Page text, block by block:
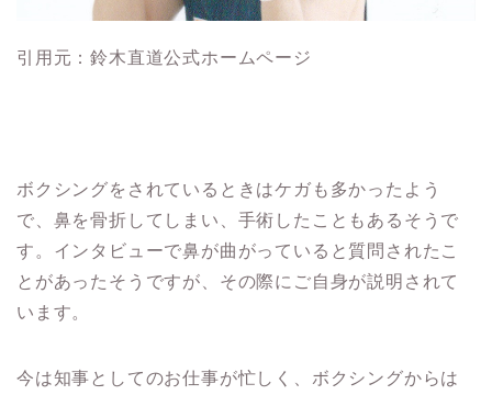
引用元：鈴木直道公式ホームページ
ボクシングをされているときはケガも多かったよう
で、鼻を骨折してしまい、手術したこともあるそうで
す。インタビューで鼻が曲がっていると質問されたこ
とがあったそうですが、その際にご自身が説明されて
います。
今は知事としてのお仕事が忙しく、ボクシングからは